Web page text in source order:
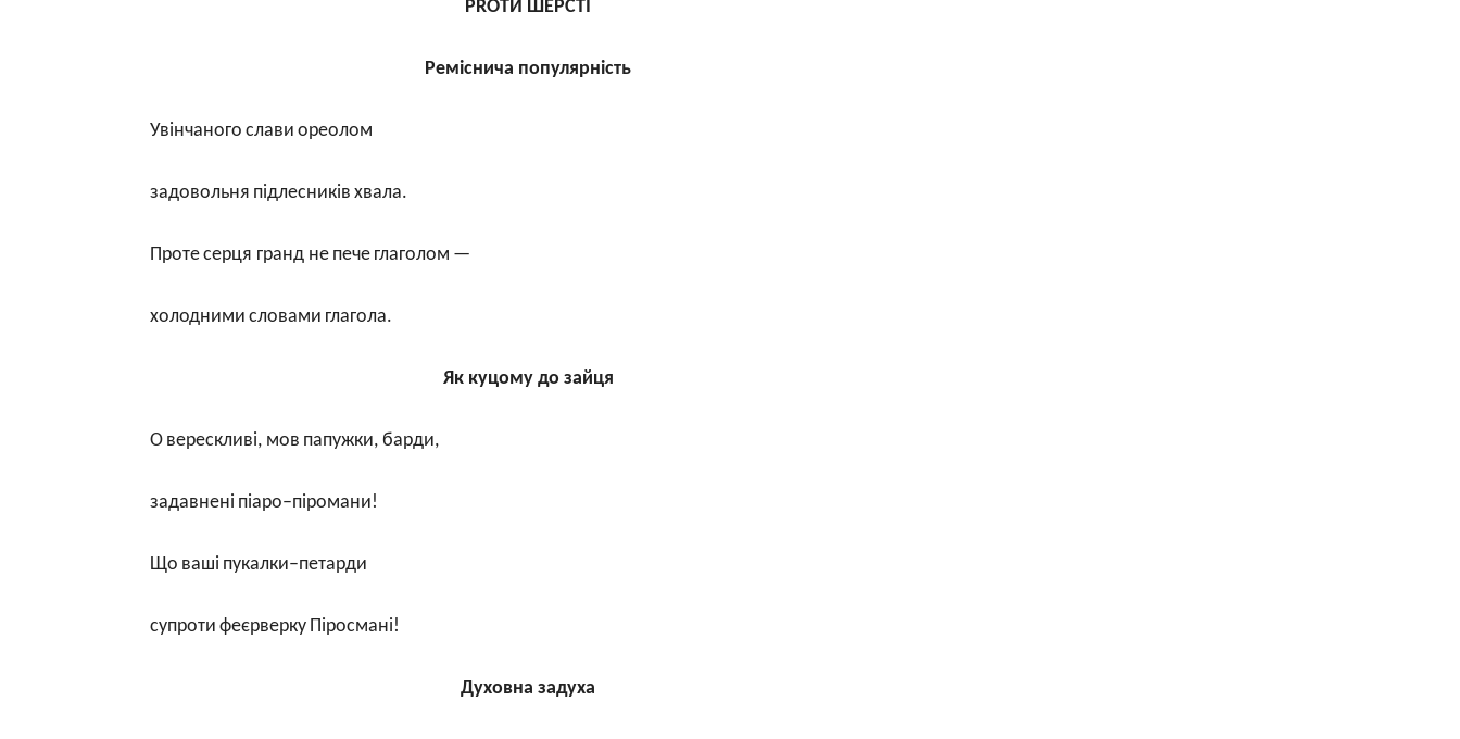
PROТИ ШЕРСТІ
Реміснича популярність
Увінчаного слави ореолом
задовольня підлесників хвала.
Протесерця гранд не пече глаголом —
холодними словами глагола.
Як куцому до зайця
О верескливі, мов папужки, барди,
задавнені піаро–піромани!
Що ваші пукалки–петарди
супроти феєрверку Піросмані!
Духовна задуха